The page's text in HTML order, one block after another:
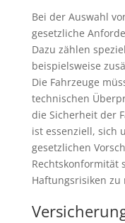
Bei der Auswahl
gesetzliche
Dazu zählen
beispielsweise
Die Fahrzeuge
technischen
die Sicherheit der
ist essenziell, sich
gesetzlichen
Rechtskonformität
Haftungsrisiken